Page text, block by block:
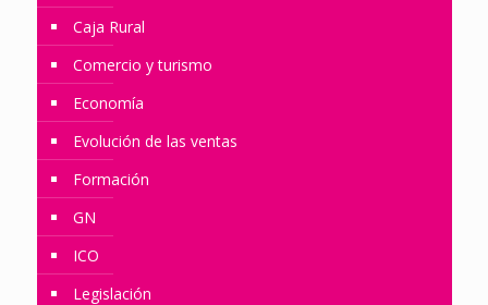
Caja Rural
Comercio y turismo
Economía
Evolución de las ventas
Formación
GN
ICO
Legislación